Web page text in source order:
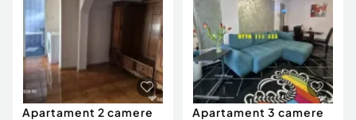
Apartament 2 camere
Apartament 3 camere